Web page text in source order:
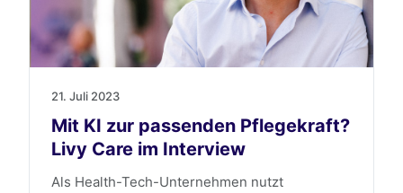
21. Juli 2023
Mit KI zur passenden Pflegekraft?
Livy Care im Interview
Als Health-Tech-Unternehmen nutzt